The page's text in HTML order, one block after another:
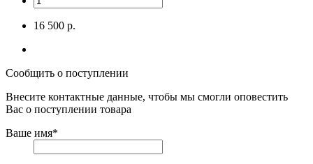
16 500 р.
Сообщить о поступлении
Внесите контактные данные, чтобы мы смогли оповестить
Вас о поступлении товара
Ваше имя*